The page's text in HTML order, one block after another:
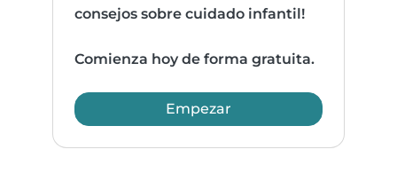
consejos sobre cuidado infantil!
Comienza hoy de forma gratuita.
Empezar